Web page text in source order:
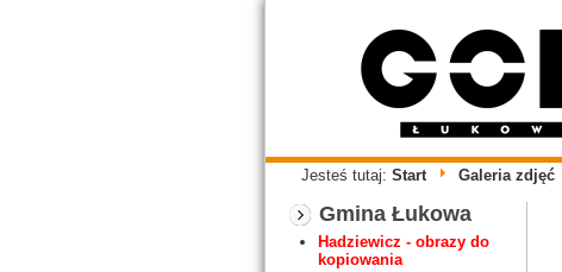
Jesteś tutaj: Start Galeria zdjęć
Gmina Łukowa
Hadziewicz - obrazy do
kopiowania